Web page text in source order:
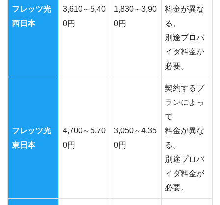
フレッツ光
西日本
3,610～5,40
0円
1,830～3,90
0円
料金が異な
る。
別途プロバ
イダ料金が
必要。
フレッツ光
東日本
4,700～5,70
0円
3,050～4,35
0円
契約するプ
ランによっ
て
料金が異な
る。
別途プロバ
イダ料金が
必要。